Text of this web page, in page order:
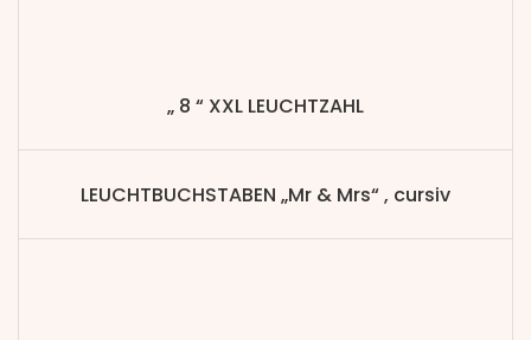
„ 8 “ XXL LEUCHTZAHL
LEUCHTBUCHSTABEN „Mr & Mrs“ , cursiv